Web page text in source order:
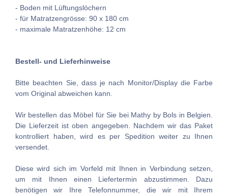
- Boden mit Lüftungslöchern
- für Matratzengrösse: 90 x 180 cm
- maximale Matratzenhöhe: 12 cm
Bestell- und Lieferhinweise
Bitte beachten Sie, dass je nach Monitor/Display die Farbe
vom Original abweichen kann.
Wir bestellen das Möbel für Sie bei Mathy by Bols in Belgien.
Die Lieferzeit ist oben angegeben. Nachdem wir das Paket
kontrolliert haben, wird es per Spedition weiter zu Ihnen
versendet.
Diese wird sich im Vorfeld mit Ihnen in Verbindung setzen,
um mit Ihnen einen Liefertermin abzustimmen. Dazu
benötigen wir Ihre Telefonnummer, die wir mit Ihrem